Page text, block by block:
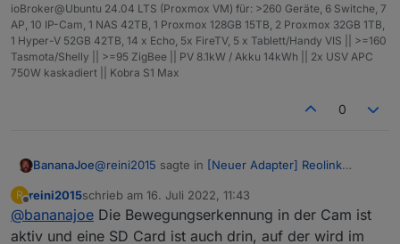
ioBroker@Ubuntu 24.04 LTS (Proxmox VM) für: >260 Geräte, 6 Switche, 7
AP, 10 IP-Cam, 1 NAS 42TB, 1 Proxmox 128GB 15TB, 2 Proxmox 32GB 1TB,
1 Hyper-V 52GB 42TB, 14 x Echo, 5x FireTV, 5 x Tablett/Handy VIS || >=160
Tasmota/Shelly || >=95 ZigBee || PV 8.1kW / Akku 14kWh || 2x USV APC
750W kaskadiert || Kobra S1 Max
0
BananaJoe@reini2015 sagte in [Neuer Adapter] Reolink
@ andy-grundtTolle Arbeit danke dafür.
Ich verwend den Adapter in Verbindung mit
R
Offline
reini2015schrieb am 16. Juli 2022, 11:43
zuletzt editiert von
@bananajoe Die Bewegungserkennung in der Cam ist
aktiv und eine SD Card ist auch drin, auf der wird im